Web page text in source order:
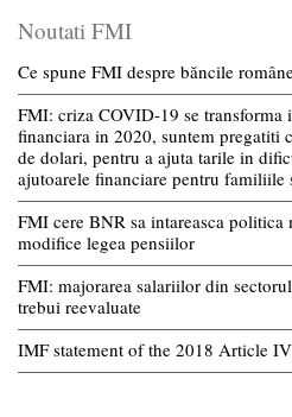
Noutati FMI
Ce spune FMI despre băncile
FMI: criza COVID-19 se transforma
financiara in 2020, suntem
de dolari, pentru a ajuta tarile in
ajutoarele financiare pentru
FMI cere BNR sa intareasca
modifice legea pensiilor
FMI: majorarea salariilor din
trebui reevaluate
IMF statement of the 2018 Article